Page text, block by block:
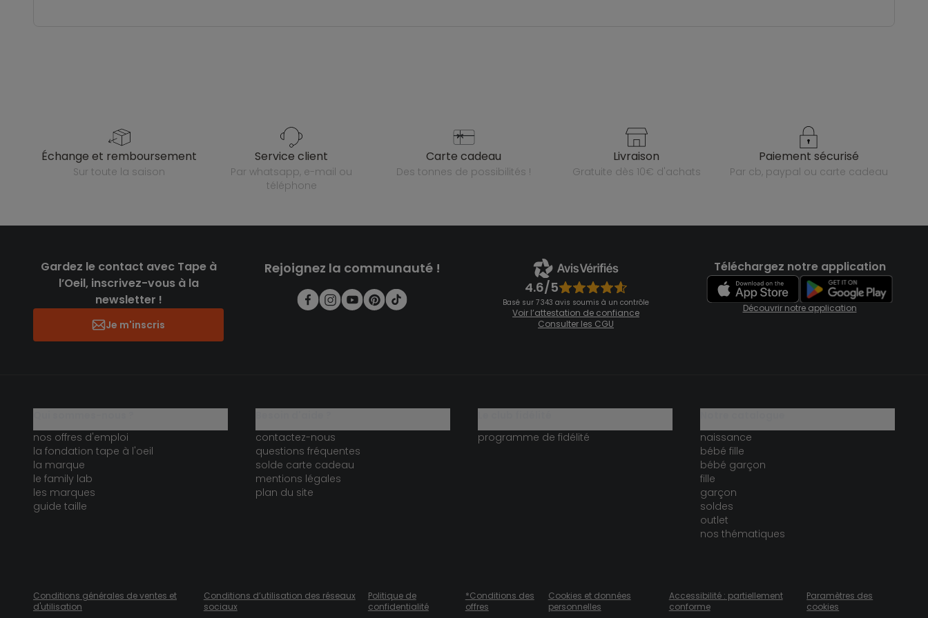
échange et remboursement
sur toute la saison
service client
par whatsapp, e-mail ou
téléphone
carte cadeau
des tonnes de possibilités !
livraison
gratuite dès 10€ d'achats
paiement sécurisé
par cb, paypal ou carte cadeau
Gardez le contact avec Tape à
l’Oeil, inscrivez-vous à la
newsletter !
Je m'inscris
Rejoignez la communauté !
4.6/5
Basé sur 7 343 avis soumis à un contrôle
Voir l’attestation de confiance
Consulter les CGU
Téléchargez notre application
Découvrir notre application
nos offres d'emploi
la fondation tape à l'oeil
la marque
le family lab
les marques
guide taille
contactez-nous
questions fréquentes
solde carte cadeau
mentions légales
plan du site
programme de fidélité
naissance
bébé fille
bébé garçon
fille
garçon
soldes
outlet
nos thématiques
Conditions générales de ventes et
d'utilisation
Conditions d’utilisation des réseaux
sociaux
Politique de
confidentialité
*Conditions des
offres
Cookies et données
personnelles
Accessibilité : partiellement
conforme
Paramètres des
cookies